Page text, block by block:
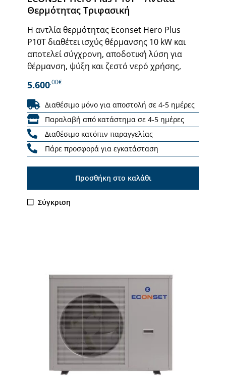
Θερμότητας Τριφασική
Η αντλία θερμότητας Econset Hero Plus
P10T διαθέτει ισχύς θέρμανσης 10 kW και
αποτελεί σύγχρονη, αποδοτική λύση για
θέρμανση, ψύξη και ζεστό νερό χρήσης,
5.600,00€
Διαθέσιμο μόνο για αποστολή σε 4-5 ημέρες
Παραλαβή από κατάστημα σε 4-5 ημέρες
Διαθέσιμο κατόπιν παραγγελίας
Πάρε προσφορά για εγκατάσταση
Προσθήκη στο καλάθι
Σύγκριση